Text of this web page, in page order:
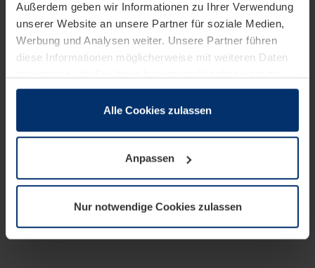
Außerdem geben wir Informationen zu Ihrer Verwendung
unserer Website an unsere Partner für soziale Medien,
Werbung und Analysen weiter. Unsere Partner führen
diese Informationen möglicherweise mit weiteren Daten
sie im Rahmen Ihrer Nutzung der Dienste gesammelt
wenn diese für den Betrieb dieser Seite unbedingt
notwendig sind. Für alle anderen Cookie-Typen benötigen
wir Ihre Erlaubnis. Ihre Einwilligung können Sie jederzeit
Datenschutzerklärungunserer Website ändern oder
widerrufen.
Alle Cookies zulassen
Anpassen
Nur notwendige Cookies zulassen